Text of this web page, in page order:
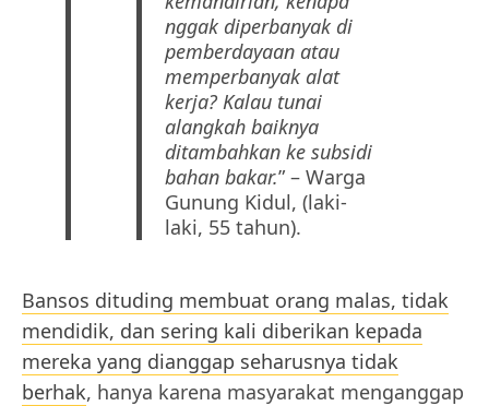
nggak diperbanyak di
pemberdayaan atau
memperbanyak alat
kerja? Kalau tunai
alangkah baiknya
ditambahkan ke subsidi
bahan bakar.” – Warga
Gunung Kidul, (laki-
laki, 55 tahun).
Bansos dituding membuat orang malas, tidak
mendidik, dan sering kali diberikan kepada
mereka yang dianggap seharusnya tidak
berhak, hanya karena masyarakat menganggap